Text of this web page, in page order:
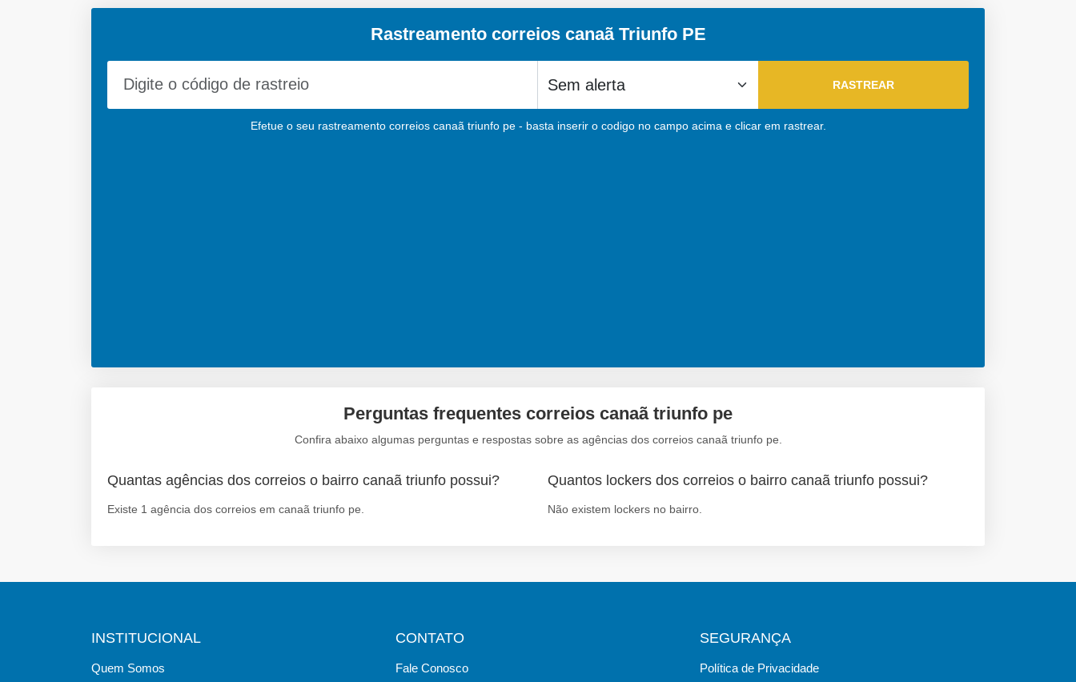
Rastreamento correios canaã Triunfo PE
Efetue o seu rastreamento correios canaã triunfo pe - basta inserir o codigo no campo acima e clicar em rastrear.
Perguntas frequentes correios canaã triunfo pe
Confira abaixo algumas perguntas e respostas sobre as agências dos correios canaã triunfo pe.
Quantas agências dos correios o bairro canaã triunfo possui?
Existe 1 agência dos correios em canaã triunfo pe.
Quantos lockers dos correios o bairro canaã triunfo possui?
Não existem lockers no bairro.
INSTITUCIONAL
Quem Somos
CONTATO
Fale Conosco
SEGURANÇA
Política de Privacidade